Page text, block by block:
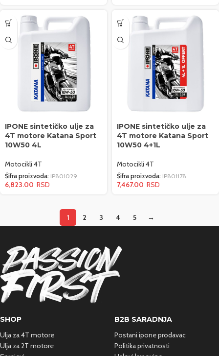
IPONE sintetičko ulje za
4T motore Katana Sport
10W50 4L
Motocikli 4T
Šifra proizvoda: IP801029
6,823.00
IPONE sintetičko ulje za
4T motore Katana Sport
10W50 4+1L
Motocikli 4T
Šifra proizvoda: IP801178
7,467.00
1 2 3 4 5 →
SHOP
Ulja za 4T motore
Ulja za 2T motore
B2B SARADNJA
Postani ipone prodavac
Politika privatnosti